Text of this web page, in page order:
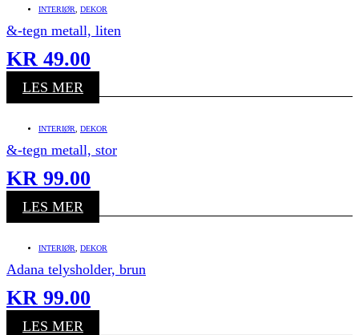
INTERIØR DEKOR
&-tegn metall, liten
KR 49.00
LES MER
INTERIØR DEKOR
&-tegn metall, stor
KR 99.00
LES MER
INTERIØR DEKOR
Adana telysholder, brun
KR 99.00
LES MER